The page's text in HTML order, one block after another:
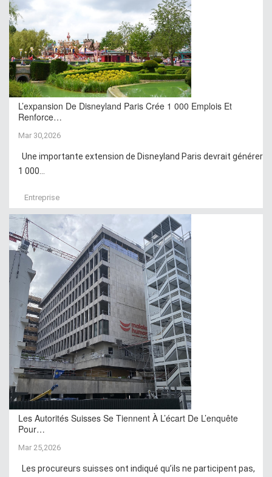
L’expansion De Disneyland Paris Crée 1 000 Emplois Et
Renforce…
Mar 30,2026
Une importante extension de Disneyland Paris devrait générer
1 000...
Entreprise
Les Autorités Suisses Se Tiennent À L’écart De L’enquête
Pour…
Mar 25,2026
Les procureurs suisses ont indiqué qu’ils ne participent pas,